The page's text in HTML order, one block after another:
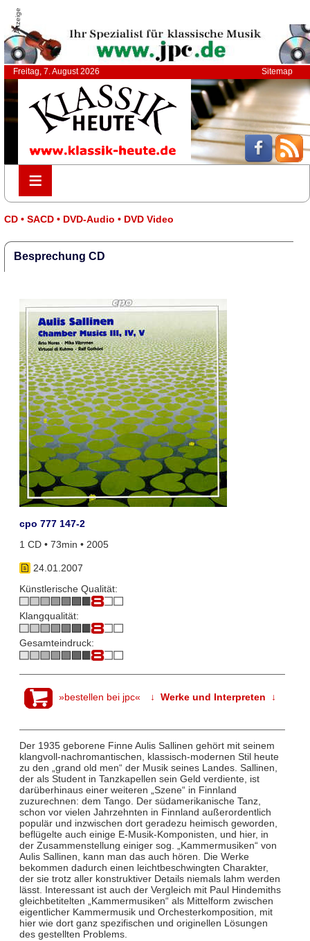
Anzeige
Freitag, 7. August 2026 Sitemap
≡
≡
CD • SACD • DVD-Audio • DVD Video
Besprechung CD
cpo 777 147-2
1 CD • 73min • 2005
24.01.2007
Künstlerische Qualität:
Klangqualität:
Gesamteindruck:
»bestellen bei jpc« ↓ Werke und Interpreten ↓
Der 1935 geborene Finne Aulis Sallinen gehört mit seinem
klangvoll-nachromantischen, klassisch-modernen Stil heute
zu den „grand old men“ der Musik seines Landes. Sallinen,
der als Student in Tanzkapellen sein Geld verdiente, ist
darüberhinaus einer weiteren „Szene“ in Finnland
zuzurechnen: dem Tango. Der südamerikanische Tanz,
schon vor vielen Jahrzehnten in Finnland außerordentlich
populär und inzwischen dort geradezu heimisch geworden,
beflügelte auch einige E-Musik-Komponisten, und hier, in
der Zusammenstellung einiger sog. „Kammermusiken“ von
Aulis Sallinen, kann man das auch hören. Die Werke
bekommen dadurch einen leichtbeschwingten Charakter,
der sie trotz aller konstruktiver Details niemals lahm werden
lässt. Interessant ist auch der Vergleich mit Paul Hindemiths
gleichbetitelten „Kammermusiken“ als Mittelform zwischen
eigentlicher Kammermusik und Orchesterkomposition, mit
hier wie dort ganz spezifischen und originellen Lösungen
des gestellten Problems.